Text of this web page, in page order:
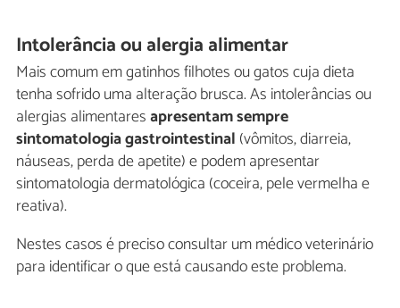
Intolerância ou alergia alimentar
Mais comum em gatinhos filhotes ou gatos cuja dieta
tenha sofrido uma alteração brusca. As intolerâncias ou
alergias alimentaresapresentam sempre
sintomatologia gastrointestinal (vômitos, diarreia,
náuseas, perda de apetite) e podem apresentar
sintomatologia dermatológica (coceira, pele vermelha e
reativa).
Nestes casos é preciso consultar um médico veterinário
para identificar o que está causando este problema.